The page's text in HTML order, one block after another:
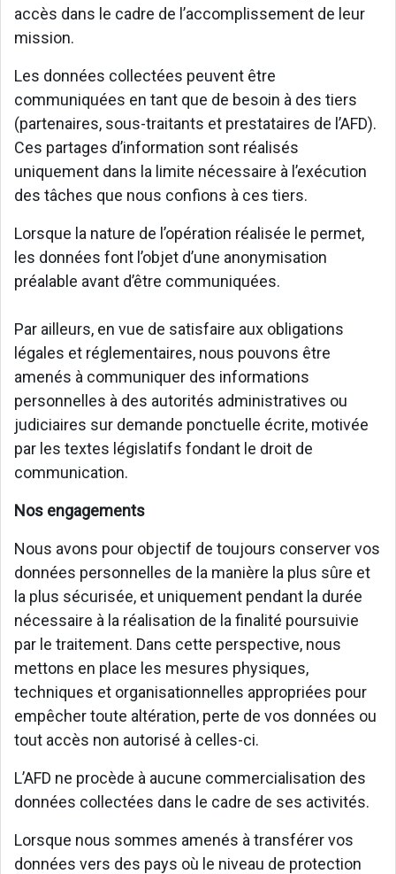
accès dans le cadre de l’accomplissement de leur
mission.
Les données collectées peuvent être
communiquées en tant que de besoin à des tiers
(partenaires, sous-traitants et prestataires de l’AFD).
Ces partages d’information sont réalisés
uniquement dans la limite nécessaire à l’exécution
des tâches que nous confions à ces tiers.
Lorsque la nature de l’opération réalisée le permet,
les données font l’objet d’une anonymisation
préalable avant d’être communiquées.
Par ailleurs, en vue de satisfaire aux obligations
légales et réglementaires, nous pouvons être
amenés à communiquer des informations
personnelles à des autorités administratives ou
judiciaires sur demande ponctuelle écrite, motivée
par les textes législatifs fondant le droit de
communication.
Nos engagements
Nous avons pour objectif de toujours conserver vos
données personnelles de la manière la plus sûre et
la plus sécurisée, et uniquement pendant la durée
nécessaire à la réalisation de la finalité poursuivie
par le traitement. Dans cette perspective, nous
mettons en place les mesures physiques,
techniques et organisationnelles appropriées pour
empêcher toute altération, perte de vos données ou
tout accès non autorisé à celles-ci.
L’AFD ne procède à aucune commercialisation des
données collectées dans le cadre de ses activités.
Lorsque nous sommes amenés à transférer vos
données vers des pays où le niveau de protection